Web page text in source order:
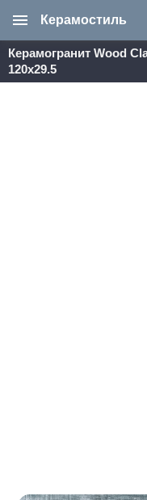
Керамостиль
Керамогранит Wood
120х29.5